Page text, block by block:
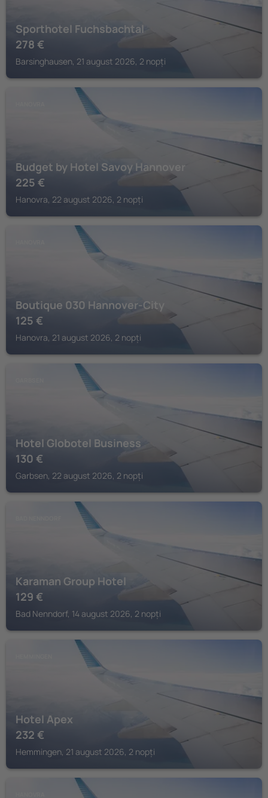
Sporthotel Fuchsbachtal
278 €
Barsinghausen, 21 august 2026, 2 nopți
Budget by Hotel Savoy Hannover
225 €
Hanovra, 22 august 2026, 2 nopți
Boutique 030 Hannover-City
125 €
Hanovra, 21 august 2026, 2 nopți
Hotel Globotel Business
130 €
Garbsen, 22 august 2026, 2 nopți
Karaman Group Hotel
129 €
Bad Nenndorf, 14 august 2026, 2 nopți
Hotel Apex
232 €
Hemmingen, 21 august 2026, 2 nopți